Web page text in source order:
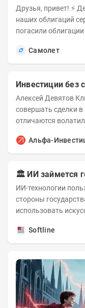
Друзья, привет! ⚡️ Делимся итогами оферты по выпуску
наших облигаций
погасили
Самолет
Инвестиции без
Алексей Девятов Клиенты Альфа-Инвестиций могут
совершать сделки в выходные . Торги в эти дни не
отличаются
Альфа-
🏛️ ИИ займется
ИИ-технологии
стороны
использовать
Softline